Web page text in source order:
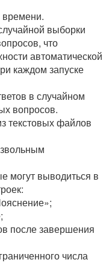
времени.
выборки
что
автоматической
каждом запуске
в случайном
вопросов.
текстовых файлов
могут выводиться в
после завершения
числа